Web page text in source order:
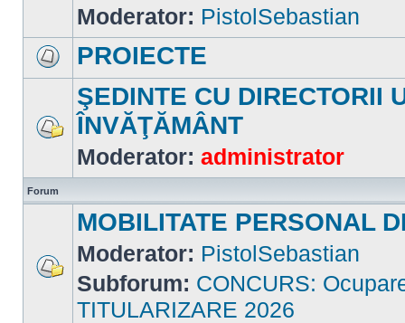
sunt
mesaje
Moderator: PistolSebastian
mesaje
necitite
PROIECTE
sunt
mesaje
ŞEDINTE CU DIRECTORII
ÎNVĂŢĂMÂNT
Moderator: administrator
Forum
Nu
sunt
mesaje
MOBILITATE PERSONAL
Moderator: PistolSebastian
Subforum: CONCURS:
TITULARIZARE 2026